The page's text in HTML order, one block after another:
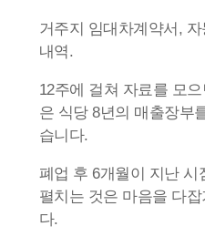
거주지 임대차계약서,
내역.
12주에 걸쳐 자료를 모
은 식당 8년의 매출장부
습니다.
폐업 후 6개월이 지난 시
펼치는 것은 마음을 다
다.